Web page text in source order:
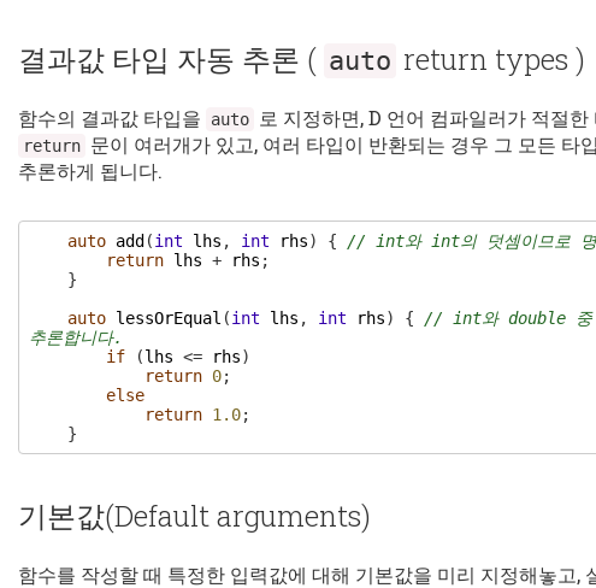
결과값 타입 자동 추론 ( auto return types )
함수의 결과값 타입을 auto 로 지정하면, D 언어 컴파일러가 적절
return 문이 여러개가 있고, 여러 타입이 반환되는 경우 그 모든 타
추론하게 됩니다.
auto add (int lhs , int rhs) {
// int와 int의 덧셈이므로
return lhs + rhs ;
}
auto lessOrEqual (int lhs , int rhs) {
// int와 double 중
추론합니다.
if
(lhs <= rhs)
return 0;
else
return 1.0;
}
기본값(Default arguments)
함수를 작성할 때 특정한 입력값에 대해 기본값을 미리 지정해놓고,